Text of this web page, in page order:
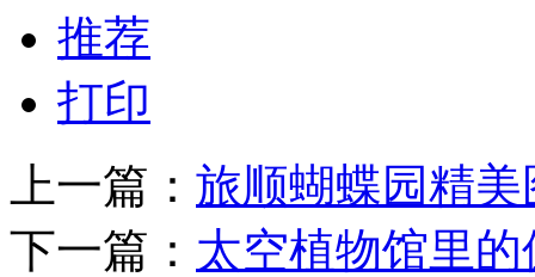
推荐
打印
上一篇： 旅顺蝴蝶园精美
下一篇： 太空植物馆里